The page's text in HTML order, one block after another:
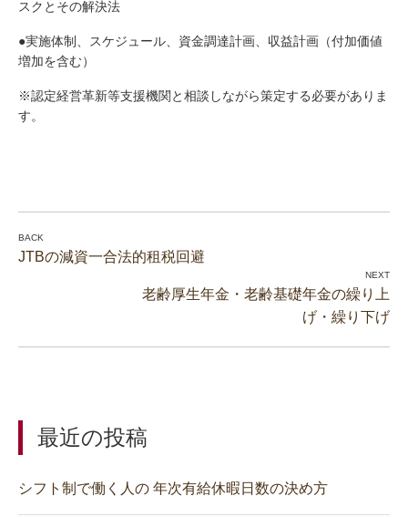
スクとその解決法
●実施体制、スケジュール、資金調達計画、収益計画（付加価値
増加を含む）
※認定経営革新等支援機関と相談しながら策定する必要がありま
す。
JTBの減資一合法的租税回避
老齢厚生年金・老齢基礎年金の繰り上
げ・繰り下げ
最近の投稿
シフト制で働く人の 年次有給休暇日数の決め方